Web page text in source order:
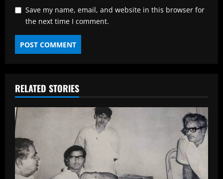
Save my name, email, and website in this browser for
the next time I comment.
RELATED STORIES